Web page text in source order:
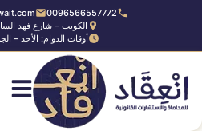
0096566557772
الكويت – شارع فهد
أوقات الدوام: الأحد – الجمعة: